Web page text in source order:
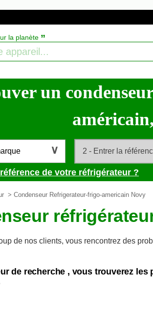
la planète ”
un
de votre réfrigérateur ?
> Condenseur Refrigerateur-frigo-americain Novy
de nos clients, vous rencontrez des
de recherche , vous trouverez